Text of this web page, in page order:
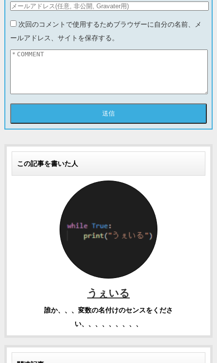
次回のコメントで使用するためブラウザーに自分の名前、メ
ールアドレス、サイトを保存する。
この記事を書いた人
うぇいる
誰か、、、変数の名付けのセンスをくださ
い、、、、、、、、、